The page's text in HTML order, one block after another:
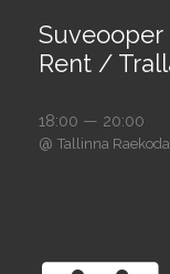
Suveooper
Rent /
18:00 — 20:00
@ Tallinna Raekoda